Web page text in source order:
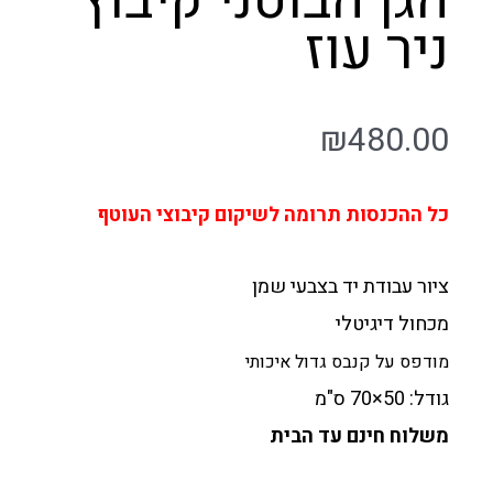
ניר עוז
₪480.00
כל ההכנסות תרומה לשיקום קיבוצי העוטף
ציור עבודת יד בצבעי שמן
מכחול דיגיטלי
מודפס על קנבס גדול איכותי
גודל: 50×70 ס"מ
משלוח חינם עד הבית